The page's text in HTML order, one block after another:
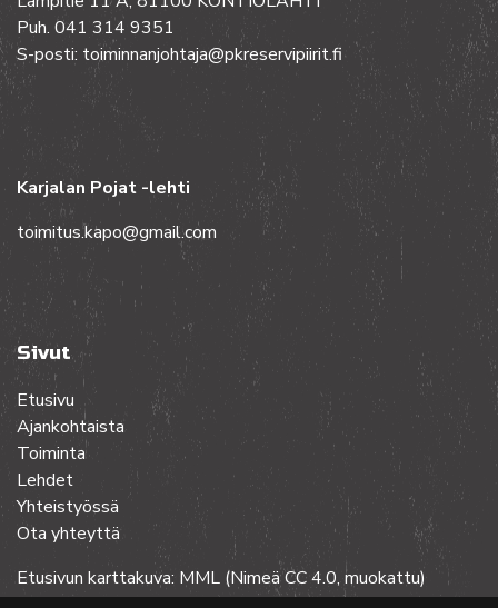
Puh. 041 314 9351
S-posti: toiminnanjohtaja@pkreservipiirit.fi
Karjalan Pojat -lehti
toimitus.kapo@gmail.com
Sivut
Etusivu
Ajankohtaista
Toiminta
Lehdet
Yhteistyössä
Ota yhteyttä
Etusivun karttakuva: MML (Nimeä CC 4.0, muokattu)